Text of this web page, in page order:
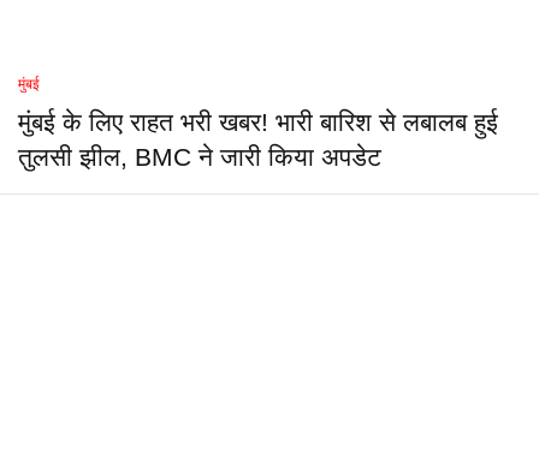
मुंबई
मुंबई के लिए राहत भरी खबर! भारी बारिश से लबालब हुई
तुलसी झील, BMC ने जारी किया अपडेट